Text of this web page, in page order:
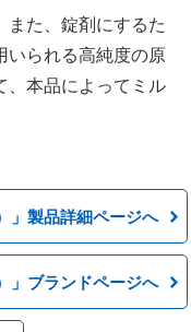
また、錠剤にするた
いられる高純度の原
、本品によってミル
製品詳細ページへ
ブランドページへ